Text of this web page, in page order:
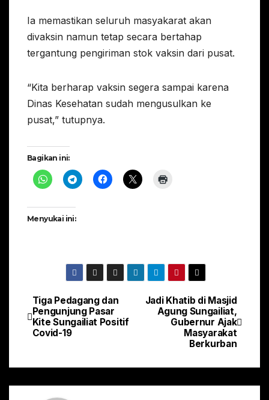
Ia memastikan seluruh masyakarat akan
divaksin namun tetap secara bertahap
tergantung pengiriman stok vaksin dari pusat.
“Kita berharap vaksin segera sampai karena
Dinas Kesehatan sudah mengusulkan ke
pusat,” tutupnya.
Bagikan ini:
Menyukai ini:
Navigasi
pos
Jadi Khatib di Masjid
Agung Sungailiat,
Gubernur Ajak
Masyarakat
Berkurban
Tiga Pedagang dan
Pengunjung Pasar
Kite Sungailiat Positif
Covid-19